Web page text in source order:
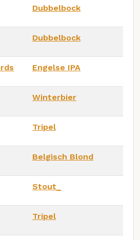
Dubbelbock
Dubbelbock
Engelse IPA
Winterbier
Tripel
Belgisch Blond
Stout_
Tripel